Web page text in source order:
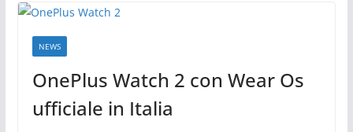
NEWS
OnePlus Watch 2 con Wear Os
ufficiale in Italia